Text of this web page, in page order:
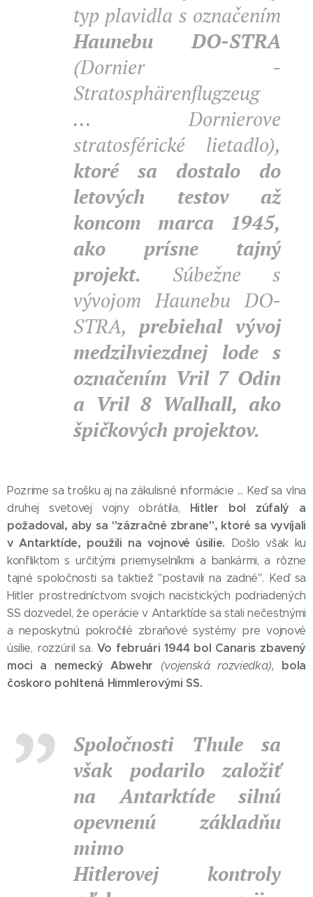
typ plavidla s označením
Haunebu DO-STRA
(Dornier -
Stratosphärenflugzeug
... Dornierove
stratosférické lietadlo),
ktoré sa dostalo do
letových testov až
koncom marca 1945,
ako prísne tajný
projekt. Súbežne s
vývojom Haunebu DO-
STRA, prebiehal vývoj
medzihviezdnej lode s
označením Vril 7 Odin
a Vril 8 Walhall, ako
špičkových projektov.
Pozrime sa trošku aj na zákulisné informácie ... Keď sa vlna
druhej svetovej vojny obrátila, Hitler bol zúfalý a
požadoval, aby sa "zázračné zbrane", ktoré sa vyvíjali
v Antarktíde, použili na vojnové úsilie. Došlo však ku
konfliktom s určitými priemyselníkmi a bankármi, a rôzne
tajné spoločnosti sa taktiež "postavili na zadné". Keď sa
Hitler prostredníctvom svojich nacistických podriadených
SS dozvedel, že operácie v Antarktíde sa stali nečestnými
a neposkytnú pokročilé zbraňové systémy pre vojnové
úsilie, rozzúril sa. Vo februári 1944 bol Canaris zbavený
moci a nemecký Abwehr
(vojenská rozviedka),
bola
čoskoro pohltená Himmlerovými SS.
Spoločnosti Thule sa
však podarilo založiť
na Antarktíde silnú
opevnenú základňu
mimo
Hitlerovej kontroly